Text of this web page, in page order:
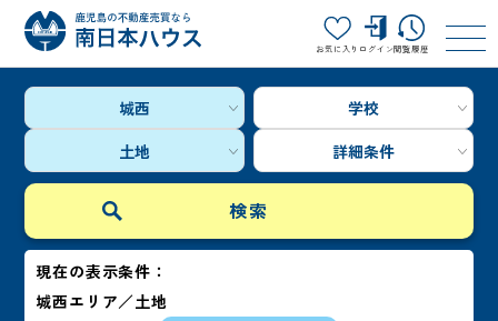
お気に入り ログイン閲覧履歴
城西
学校
土地
詳細条件
現在の表示条件：
城西エリア／土地